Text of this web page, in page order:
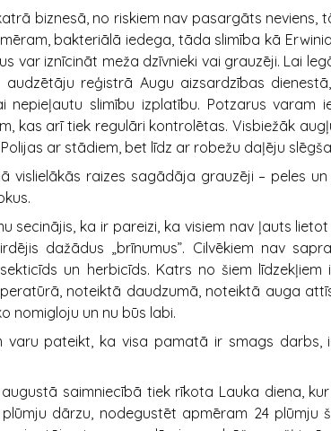
biznesā, no riskiem nav pasargāts neviens,
bakteriālā iedega, tāda slimība kā
var iznīcināt meža dzīvnieki vai grauzēji. Lai
reģistrā Augu aizsardzības
nepieļautu slimību izplatību. Potzarus varam
kas arī tiek regulāri kontrolētas. Visbiežāk
ar stādiem, bet līdz ar robežu daļēju
vislielākās raizes sagādāja grauzēji – peles
secinājis, ka ir pareizi, ka visiem nav ļauts
dažādus „brīnumus”. Cilvēkiem nav
un herbicīds. Katrs no šiem
noteiktā daudzumā, noteiktā auga
nomigloju un nu būs labi.
varu pateikt, ka visa pamatā ir smags darbs,
saimniecībā tiek rīkota Lauka diena,
dārzu, nodegustēt apmēram 24 plūmju